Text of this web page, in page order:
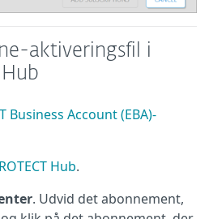
aktiveringsfil i
Hub
Business Account (EBA)-
Hub.
. Udvid det abonnement,